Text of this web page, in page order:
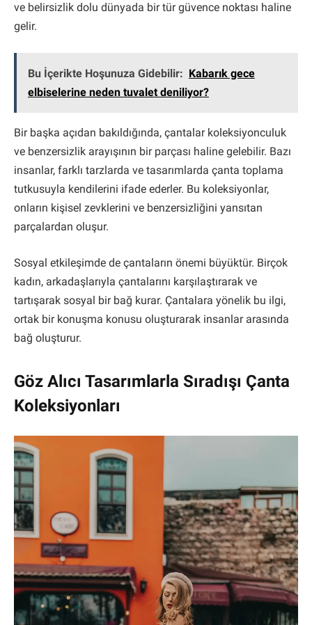
ve belirsizlik dolu dünyada bir tür güvence noktası haline
gelir.
Bu İçerikte Hoşunuza Gidebilir: Kabarık gece
elbiselerine neden tuvalet deniliyor?
Bir başka açıdan bakıldığında, çantalar koleksiyonculuk
ve benzersizlik arayışının bir parçası haline gelebilir. Bazı
insanlar, farklı tarzlarda ve tasarımlarda çanta toplama
tutkusuyla kendilerini ifade ederler. Bu koleksiyonlar,
onların kişisel zevklerini ve benzersizliğini yansıtan
parçalardan oluşur.
Sosyal etkileşimde de çantaların önemi büyüktür. Birçok
kadın, arkadaşlarıyla çantalarını karşılaştırarak ve
tartışarak sosyal bir bağ kurar. Çantalara yönelik bu ilgi,
ortak bir konuşma konusu oluşturarak insanlar arasında
bağ oluşturur.
Göz Alıcı Tasarımlarla Sıradışı Çanta
Koleksiyonları